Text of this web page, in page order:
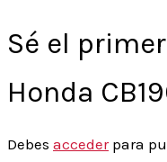
Sé el
Honda
Debes accederpara